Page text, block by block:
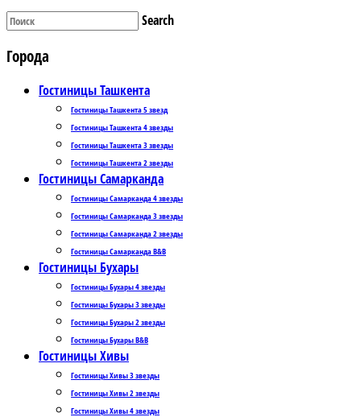
Search
Города
Гостиницы Ташкента
Гостиницы Ташкента 5 звезд
Гостиницы Ташкента 4 звезды
Гостиницы Ташкента 3 звезды
Гостиницы Ташкента 2 звезды
Гостиницы Самарканда
Гостиницы Самарканда 4 звезды
Гостиницы Самарканда 3 звезды
Гостиницы Самарканда 2 звезды
Гостиницы Самарканда B&B
Гостиницы Бухары
Гостиницы Бухары 4 звезды
Гостиницы Бухары 3 звезды
Гостиницы Бухары 2 звезды
Гостиницы Бухары B&B
Гостиницы Хивы
Гостиницы Хивы 3 звезды
Гостиницы Хивы 2 звезды
Гостиницы Хивы 4 звезды